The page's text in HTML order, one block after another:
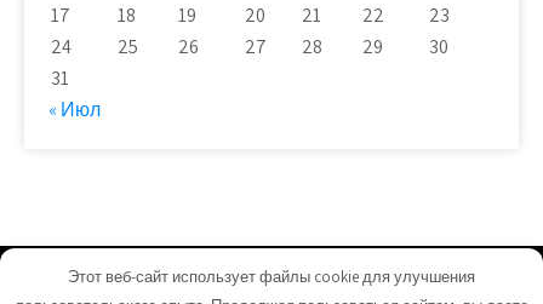
17
18 19 20 21 22
23
24
25 26 27 28 29
30
31
« Июл
plit-beton.ru - Работает на WordPress
Этот веб-сайт использует файлы cookie для улучшения